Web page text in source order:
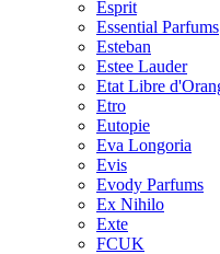
Esprit
Essential Parfums
Esteban
Estee Lauder
Etat Libre
Etro
Eutopie
Eva Longoria
Evis
Evody Parfums
Ex Nihilo
Exte
FCUK